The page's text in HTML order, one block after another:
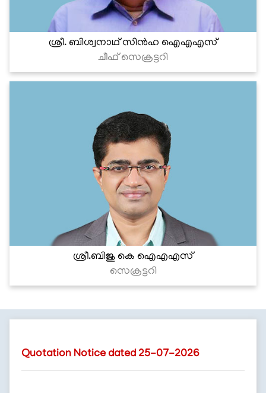
ശ്രീ. ബിശ്വനാഥ് സിന്‍ഹ ഐഎഎസ്
ചീഫ് സെക്രട്ടറി
ശ്രീ.ബിജു കെ ഐഎഎസ്
സെക്രട്ടറി
Quotation Notice dated 25-07-2026